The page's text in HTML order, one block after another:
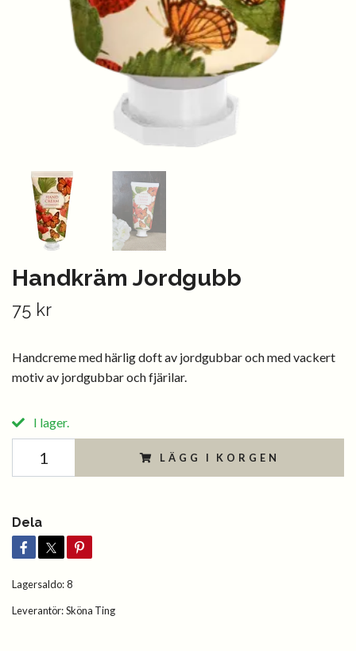
Handkräm Jordgubb
75 kr
Handcreme med härlig doft av jordgubbar och med vackert
motiv av jordgubbar och fjärilar.
I lager.
LÄGG I KORGEN
Dela
Lagersaldo:8
Leverantör:Sköna Ting